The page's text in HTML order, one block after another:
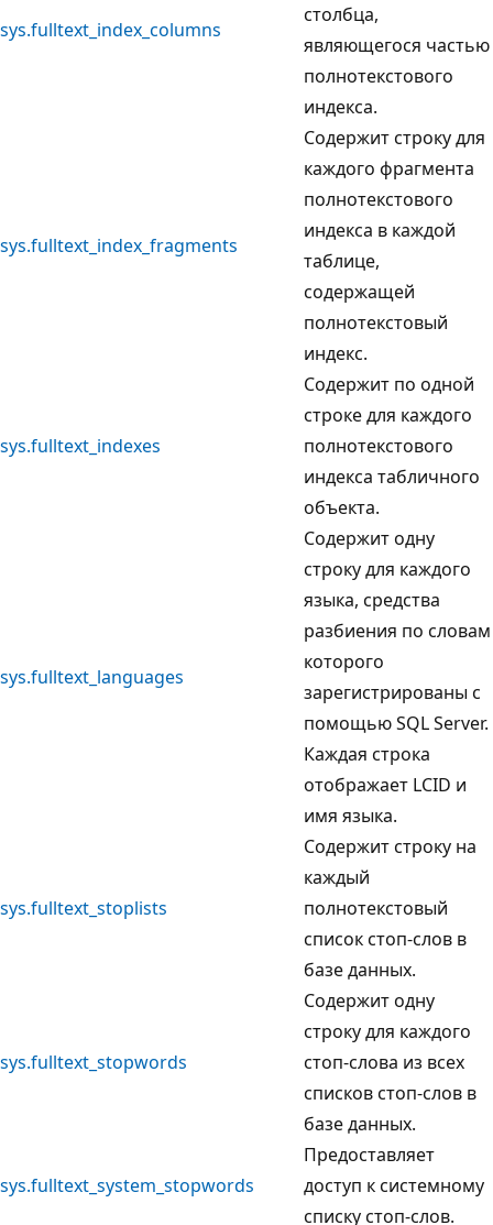
sys.fulltext_index_columns
столбца,
являющегося частью
полнотекстового
индекса.
sys.fulltext_index_fragments
Содержит строку для
каждого фрагмента
полнотекстового
индекса в каждой
таблице,
содержащей
полнотекстовый
индекс.
sys.fulltext_indexes
Содержит по одной
строке для каждого
полнотекстового
индекса табличного
объекта.
sys.fulltext_languages
Содержит одну
строку для каждого
языка, средства
разбиения по словам
которого
зарегистрированы с
помощью SQL Server.
Каждая строка
отображает LCID и
имя языка.
sys.fulltext_stoplists
Содержит строку на
каждый
полнотекстовый
список стоп-слов в
базе данных.
sys.fulltext_stopwords
Содержит одну
строку для каждого
стоп-слова из всех
списков стоп-слов в
базе данных.
sys.fulltext_system_stopwords
Предоставляет
доступ к системному
списку стоп-слов.